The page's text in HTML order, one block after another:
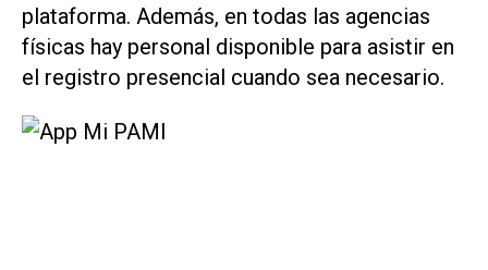
plataforma. Además, en todas las agencias
físicas hay personal disponible para asistir en
el registro presencial cuando sea necesario.